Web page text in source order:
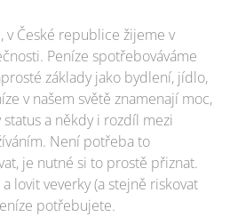
v České republice žijeme v
Peníze spotřebováváme
základy jako bydlení, jídlo,
v našem světě znamenají moc,
a někdy i rozdíl mezi
Není potřeba to
je nutné si to prostě přiznat.
lovit veverky (a stejně riskovat
potřebujete.